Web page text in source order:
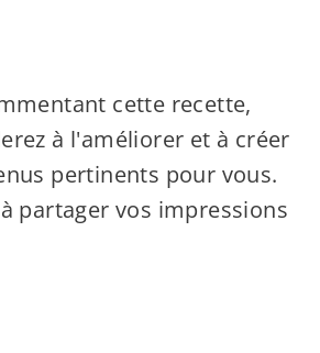
cette recette,
à l'améliorer et à créer
pertinents pour vous.
partager vos impressions